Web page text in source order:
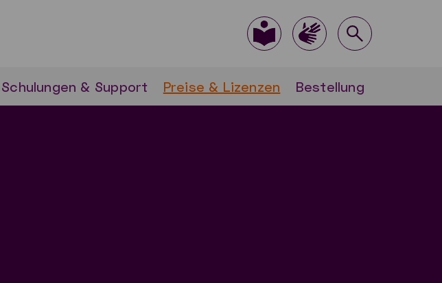
Schulungen & Support Preise & Lizenzen Bestellung